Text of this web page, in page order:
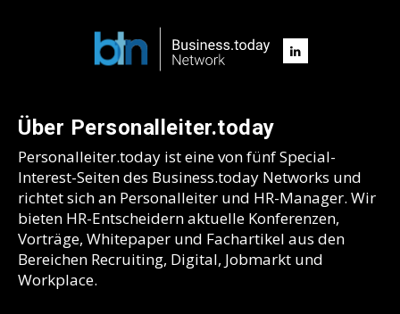
Über Personalleiter.today
Personalleiter.today ist eine von fünf Special-
Interest-Seiten des Business.today Networks und
richtet sich an Personalleiter und HR-Manager. Wir
bieten HR-Entscheidern aktuelle Konferenzen,
Vorträge, Whitepaper und Fachartikel aus den
Bereichen Recruiting, Digital, Jobmarkt und
Workplace.